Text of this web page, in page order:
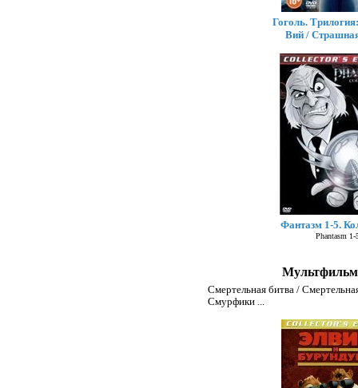
Гоголь.
Вий /
Фантазм 1-5.
Phantasm 1-
Смертельная битва /
Смурфики ...